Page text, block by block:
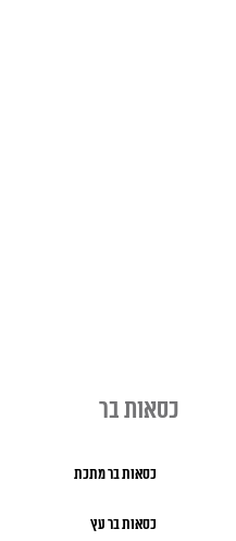
כסאות בר
כסאות בר מתכת
כסאות בר עץ